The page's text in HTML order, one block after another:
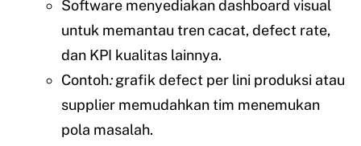
Software menyediakan dashboard visual
untuk memantau tren cacat, defect rate,
dan KPI kualitas lainnya.
Contoh:grafik defect per lini produksi atau
supplier memudahkan tim menemukan
pola masalah.